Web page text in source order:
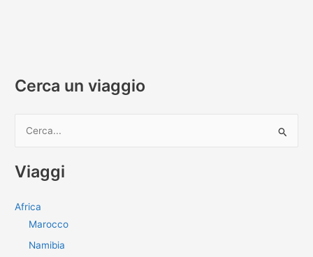
Cerca un viaggio
c
Viaggi
Africa
Marocco
Namibia